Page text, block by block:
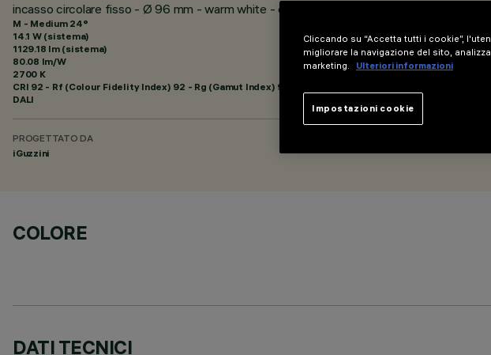
incasso circolare fisso - Ø 96 mm - warm white - ottica medium - UGR<19
M - Medium 24°
14.1 W (sistema)
1129.18 lm (sistema)
80.08 lm/W
2700 K
CRI 92 - Rf (Colour Fidelity Index) 92 - Rg (Gamut Index) 99
DALI
PROGETTATO DA
iGuzzini
COLORE
DATI TECNICI
Cliccando su “Accetta tutti i cookie”,
migliorare la navigazione del sito,
marketing.
Ulteriori informazioni
Impostazioni cookie